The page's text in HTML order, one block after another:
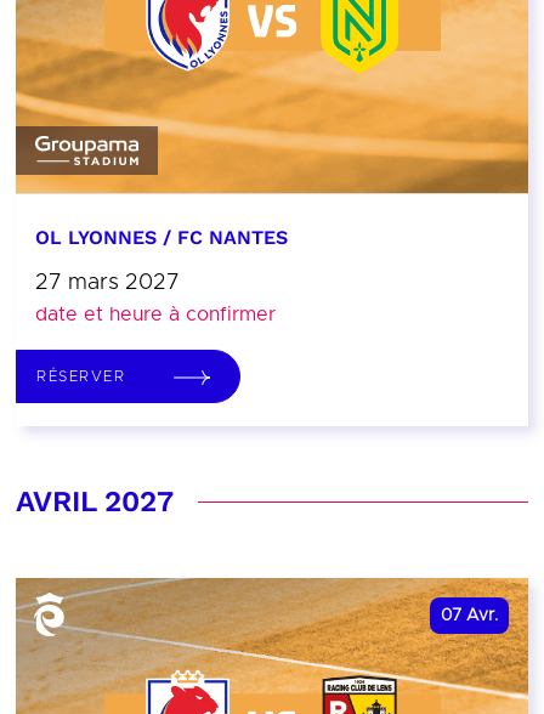
OL LYONNES / FC NANTES
27 mars 2027
date et heure à confirmer
RÉSERVER
AVRIL 2027
07 Avr.